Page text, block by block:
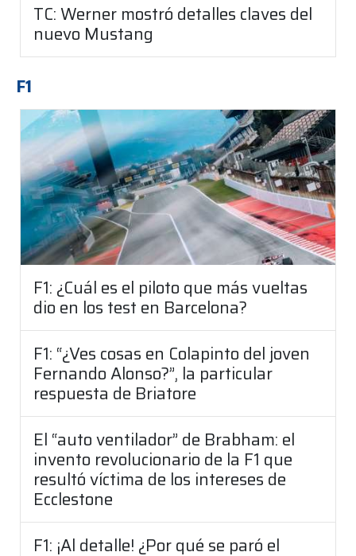
TC: Werner mostró detalles claves del
nuevo Mustang
F1
F1: ¿Cuál es el piloto que más vueltas
dio en los test en Barcelona?
F1: “¿Ves cosas en Colapinto del joven
Fernando Alonso?”, la particular
respuesta de Briatore
El “auto ventilador” de Brabham: el
invento revolucionario de la F1 que
resultó víctima de los intereses de
Ecclestone
F1: ¡Al detalle! ¿Por qué se paró el